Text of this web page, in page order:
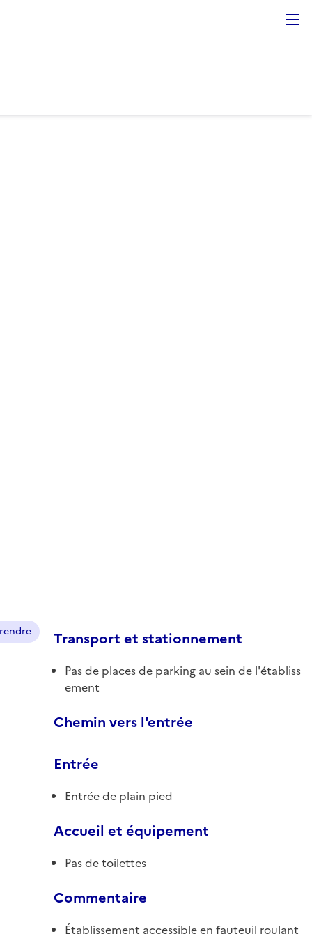
Transport et stationnement
Pas de places de parking au sein de l'établiss
ement
Chemin vers l'entrée
Entrée
Entrée de plain pied
Accueil et équipement
Pas de toilettes
Commentaire
Établissement accessible en fauteuil roulant